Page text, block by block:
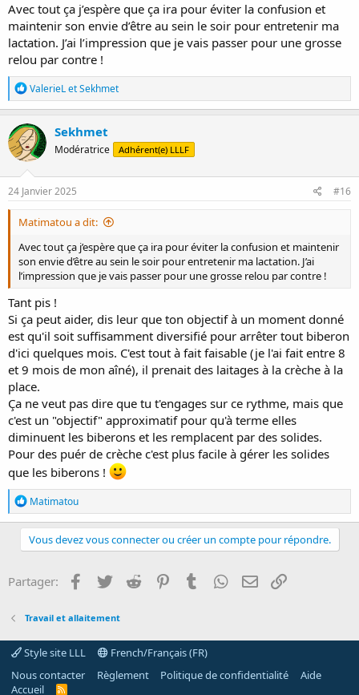
Avec tout ça j’espère que ça ira pour éviter la confusion et
maintenir son envie d’être au sein le soir pour entretenir ma
lactation. J’ai l’impression que je vais passer pour une grosse
relou par contre !
R
é
a
c
t
i
o
n
s
ValerieLetSekhmet
Sekhmet
Modératrice Adhérent(e) LLLF
24 Janvier 2025 #16
Matimatou a dit:
Avec tout ça j’espère que ça ira pour éviter la confusion et maintenir
son envie d’être au sein le soir pour entretenir ma lactation. J’ai
l’impression que je vais passer pour une grosse relou par contre !
Tant pis !
Si ça peut aider, dis leur que ton objectif à un moment donné
est qu'il soit suffisamment diversifié pour arrêter tout biberon
d'ici quelques mois. C'est tout à fait faisable (je l'ai fait entre 8
et 9 mois de mon aîné), il prenait des laitages à la crèche à la
place.
Ça ne veut pas dire que tu t'engages sur ce rythme, mais que
c'est un "objectif" approximatif pour qu'à terme elles
diminuent les biberons et les remplacent par des solides.
Pour des puér de crèche c'est plus facile à gérer les solides
que les biberons !
R
é
a
c
t
o
n
:
Matimatou
Vous devez vous connecter ou créer un compte pour répondre.
Partager: Facebook
Twitter Reddit PinterestTumblr WhatsApp
E-mail
Travail et allaitement
Style site LLL
French/Français (FR)
Nous contacter
Règlement Politique de confidentialité
Aide
Accueil
R